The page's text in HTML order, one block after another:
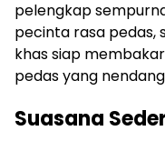
pelengkap
pecinta rasa pedas,
khas siap
pedas yang
Suasana